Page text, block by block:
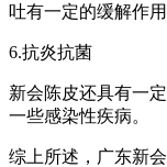
吐有一定的缓解作用
6.抗炎抗菌
新会陈皮还具有一
一些感染性疾病。
综上所述，广东新